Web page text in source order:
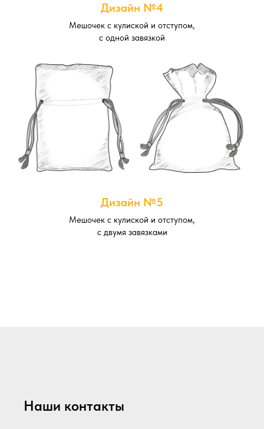
Дизайн №4
Мешочек с кулиской и отступом,
с одной завязкой
Дизайн №5
Мешочек с кулиской и отступом,
с двумя завязками
Наши контакты